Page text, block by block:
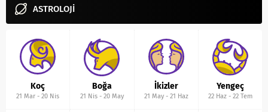
ASTROLOJİ
Koç
21 Mar -20 Nis
Boğa
21 Nis- 20 May
İkizler
21 May- 21 Haz
Yengeç
22 Haz- 22 Tem